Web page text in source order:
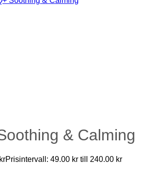
& Calming
krPrisintervall: 49.00 kr till 240.00 kr